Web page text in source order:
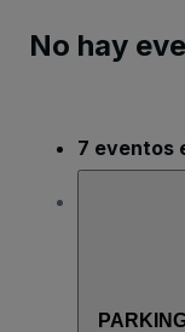
No hay
7 eventos